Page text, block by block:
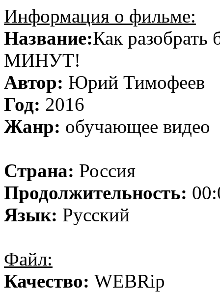
Информация о фильме:
Название:Как разобрать
МИНУТ!
Автор: Юрий Тимофеев
Год: 2016
Жанр: обучающее видео
Страна: Россия
Продолжительность:
Язык: Русский
Файл:
Качество: WEBRip